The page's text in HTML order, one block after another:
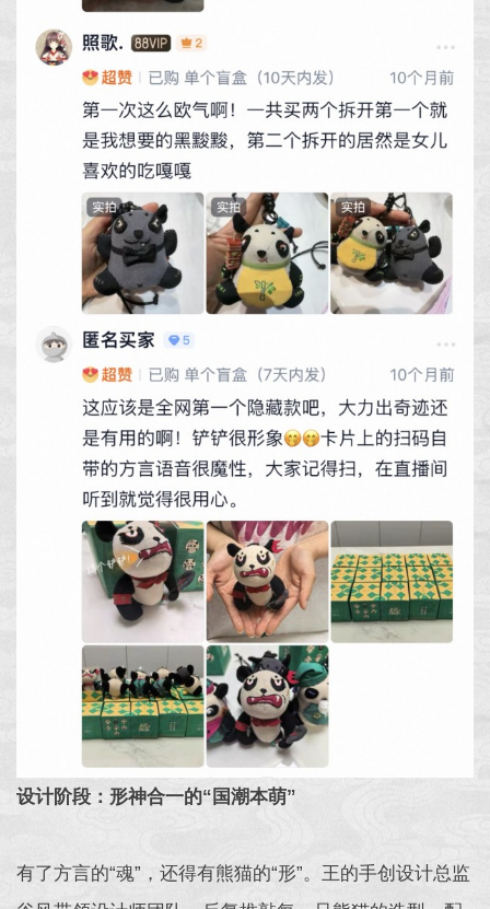
设计阶段：形神合一的“国潮本萌”
有了方言的“魂”，还得有熊猫的“形”。王的手创设计总监